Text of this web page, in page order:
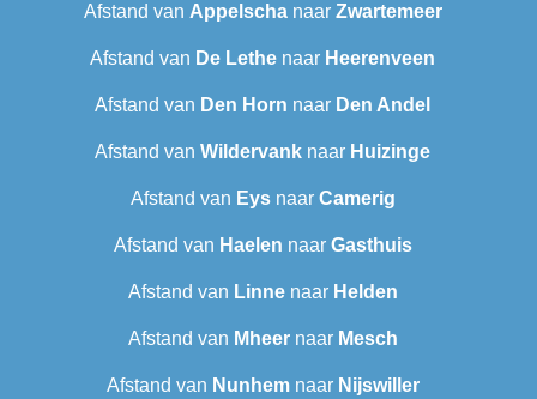
Afstand van Appelschanaar Zwartemeer
Afstand van De Lethe naar Heerenveen
Afstand van Den Horn naar Den Andel
Afstand van Wildervank naar Huizinge
Afstand van Eysnaar Camerig
Afstand van Haelen naar Gasthuis
Afstand van Linnenaar Helden
Afstand van Mheernaar Mesch
Afstand van Nunhemnaar Nijswiller